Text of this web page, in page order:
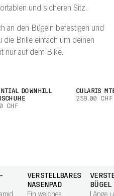
und sicheren Sitz.
an den Bügeln befestigen und
die Brille einfach um deinen
nur auf dem Bike.
DOWNHILL
CHF
CULARIS
259.00 CHF
VERSTELLBARES
NASENPAD
BÜGEL